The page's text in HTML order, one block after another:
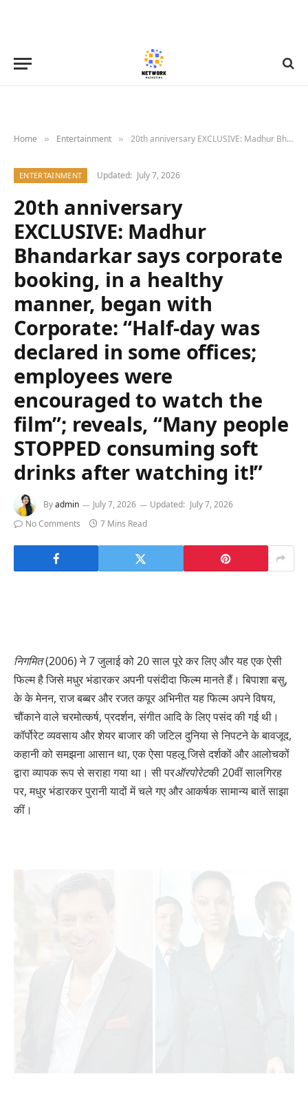
Home » Entertainment » 20th anniversary EXCLUSIVE: Madhur Bhandarkar says corporate booking, in a healthy manner, began with Corporate: “Half-day was declared in some offices; employees were encouraged to watch the film”; reveals, “Many people STOPPED consuming soft drinks after watching it!”
ENTERTAINMENT Updated: July 7, 2026
20th anniversary
EXCLUSIVE: Madhur
Bhandarkar says corporate
booking, in a healthy
manner, began with
Corporate: “Half-day was
declared in some offices;
employees were
encouraged to watch the
film”; reveals, “Many people
STOPPED consuming soft
drinks after watching it!”
Byadmin July 7, 2026 Updated: July 7, 2026
No Comments
7 Mins Read
निगमित(2006) ने 7 जुलाई को 20 साल पूरे कर लिए और यह एक ऐसी
फिल्म है जिसे मधुर भंडारकर अपनी पसंदीदा फिल्म मानते हैं। बिपाशा बसु,
के के मेनन, राज बब्बर और रजत कपूर अभिनीत यह फिल्म अपने विषय,
चौंकाने वाले चरमोत्कर्ष, प्रदर्शन, संगीत आदि के लिए पसंद की गई थी।
कॉर्पोरेट व्यवसाय और शेयर बाजार की जटिल दुनिया से निपटने के बावजूद,
कहानी को समझना आसान था, एक ऐसा पहलू जिसे दर्शकों और आलोचकों
द्वारा व्यापक रूप से सराहा गया था। सी परऑरपोरेटकी 20वीं सालगिरह
पर, मधुर भंडारकर पुरानी यादों में चले गए और आकर्षक सामान्य बातें साझा
कीं।